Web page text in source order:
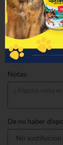
$6.89
Total: $6.89
Notas:
De no haber